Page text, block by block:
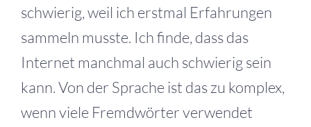
schwierig, weil ich erstmal Erfahrungen
sammeln musste. Ich finde, dass das
Internet manchmal auch schwierig sein
kann. Von der Sprache ist das zu komplex,
wenn viele Fremdwörter verwendet